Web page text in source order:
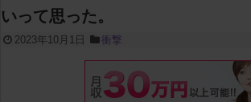
いって思った。
2023年10月1日 衝撃